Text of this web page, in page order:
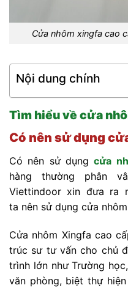
Cửa nhôm xingfa cao
Nội dung chính
Tìm hiểu về cửa
Có nên sử dụng
Có nên sử dụngcửa
hàng thường phân
Viettindoor xin đưa ra
ta nên sử dụng cửa
Cửa nhôm Xingfa cao
trúc sư tư vấn cho chủ
trình lớn như Trường
văn phòng, biệt thự